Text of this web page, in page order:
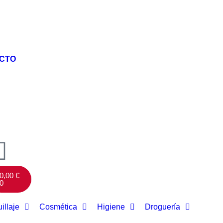
0,00€
0
Cosmética Higiene
Droguería